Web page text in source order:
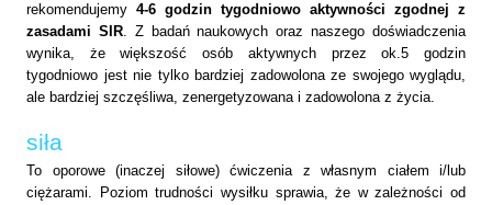
rekomendujemy 4-6 godzin tygodniowo aktywności zgodnej z
zasadami SIR. Z badań naukowych oraz naszego doświadczenia
wynika, że większość osób aktywnych przez ok.5 godzin
tygodniowo jest nie tylko bardziej zadowolona ze swojego wyglądu,
ale bardziej szczęśliwa, zenergetyzowana i zadowolona z życia.
siła
To oporowe (inaczej siłowe) ćwiczenia z własnym ciałem i/lub
ciężarami. Poziom trudności wysiłku sprawia, że w zależności od